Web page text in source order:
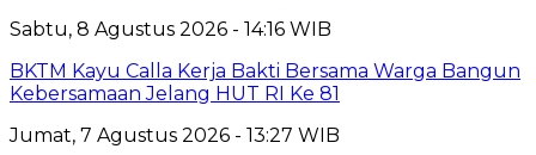
Sabtu, 8 Agustus 2026 - 14:16 WIB
BKTM Kayu Calla Kerja Bakti Bersama Warga Bangun
Kebersamaan Jelang HUT RI Ke 81
Jumat, 7 Agustus 2026 - 13:27 WIB